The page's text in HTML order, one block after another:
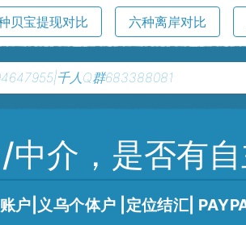
贝宝提现对比 六种离岸对比
介，是否有
户|义乌个体户 |定位结汇|